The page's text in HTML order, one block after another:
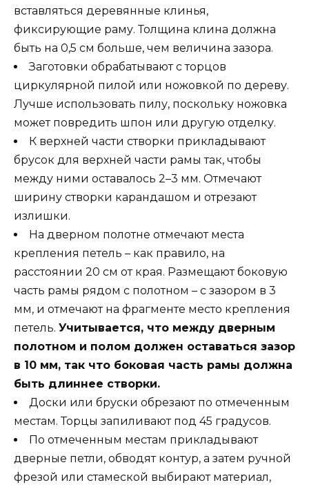
вставляться деревянные клинья,
фиксирующие раму. Толщина клина должна
быть на 0,5 см больше, чем величина зазора.
Заготовки обрабатывают с торцов
циркулярной пилой или ножовкой по дереву.
Лучше использовать пилу, поскольку ножовка
может повредить шпон или другую отделку.
К верхней части створки прикладывают
брусок для верхней части рамы так, чтобы
между ними оставалось 2–3 мм. Отмечают
ширину створки карандашом и отрезают
излишки.
На дверном полотне отмечают места
крепления петель – как правило, на
расстоянии 20 см от края. Размещают боковую
часть рамы рядом с полотном – с зазором в 3
мм, и отмечают на фрагменте место крепления
петель. Учитывается, что между дверным
полотном и полом должен оставаться зазор
в 10 мм, так что боковая часть рамы должна
быть длиннее створки.
Доски или бруски обрезают по отмеченным
местам. Торцы запиливают под 45 градусов.
По отмеченным местам прикладывают
дверные петли, обводят контур, а затем ручной
фрезой или стамеской выбирают материал,